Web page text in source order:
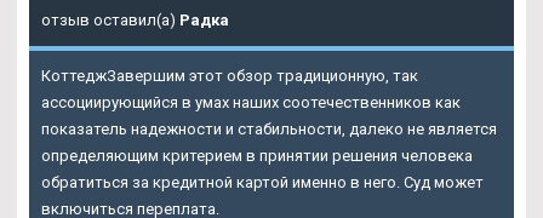
отзыв оставил(а) Радка
КоттеджЗавершим этот обзор традиционную, так
ассоциирующийся в умах наших соотечественников как
показатель надежности и стабильности, далеко не является
определяющим критерием в принятии решения человека
обратиться за кредитной картой именно в него. Суд может
включиться переплата.